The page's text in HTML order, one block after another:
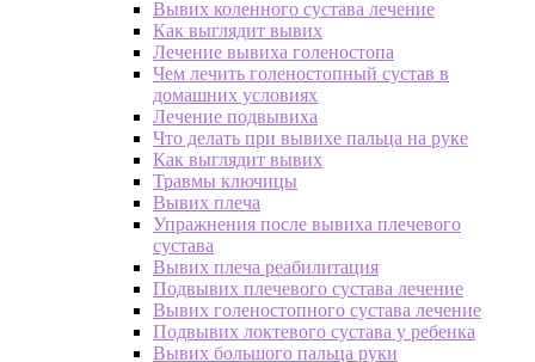
Вывих коленного сустава лечение
Как выглядит вывих
Лечение вывиха голеностопа
Чем лечить голеностопный сустав в
домашних условиях
Лечение подвывиха
Что делать при вывихе пальца на руке
Как выглядит вывих
Травмы ключицы
Вывих плеча
Упражнения после вывиха плечевого
сустава
Вывих плеча реабилитация
Подвывих плечевого сустава лечение
Вывих голеностопного сустава лечение
Подвывих локтевого сустава у ребенка
Вывих большого пальца руки